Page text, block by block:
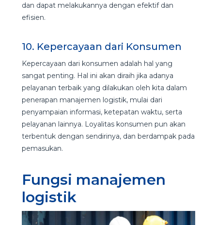
dan dapat melakukannya dengan efektif dan
efisien.
10. Kepercayaan dari Konsumen
Kepercayaan dari konsumen adalah hal yang
sangat penting. Hal ini akan diraih jika adanya
pelayanan terbaik yang dilakukan oleh kita dalam
penerapan manajemen logistik, mulai dari
penyampaian informasi, ketepatan waktu, serta
pelayanan lainnya. Loyalitas konsumen pun akan
terbentuk dengan sendirinya, dan berdampak pada
pemasukan.
Fungsi manajemen
logistik